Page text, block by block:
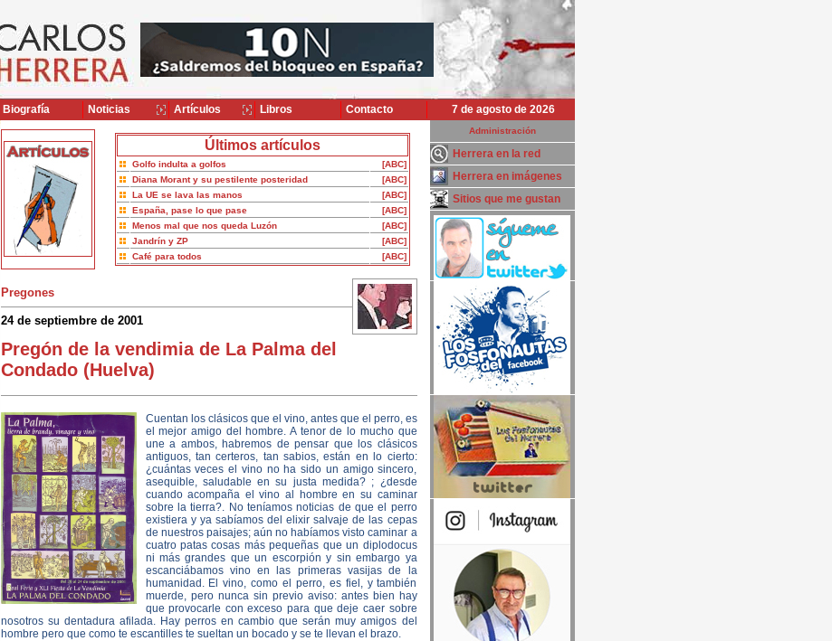
7 de agosto de 2026
Últimos artículos
Golfo indulta a golfos
[ABC]
Diana Morant y su pestilente posteridad
[ABC]
La UE se lava las manos
[ABC]
España, pase lo que pase
[ABC]
Menos mal que nos queda Luzón
[ABC]
Jandrín y ZP
[ABC]
Café para todos
[ABC]
Pregones
24 de septiembre de 2001
Pregón de la vendimia de La Palma del
Condado (Huelva)
Cuentan los clásicos que el vino, antes que el perro, es
el mejor amigo del hombre. A tenor de lo mucho que
une a ambos, habremos de pensar que los clásicos
antiguos, tan certeros, tan sabios, están en lo cierto:
¿cuántas veces el vino no ha sido un amigo sincero,
asequible, saludable en su justa medida? ; ¿desde
cuando acompaña el vino al hombre en su caminar
sobre la tierra?. No teníamos noticias de que el perro
existiera y ya sabíamos del elixir salvaje de las cepas
de nuestros paisajes; aún no habíamos visto caminar a
cuatro patas cosas más pequeñas que un diplodocus
ni más grandes que un escorpión y sin embargo ya
escanciábamos vino en las primeras vasijas de la
humanidad. El vino, como el perro, es fiel, y también
muerde, pero nunca sin previo aviso: antes bien hay
que provocarle con exceso para que deje caer sobre
nosotros su dentadura afilada. Hay perros en cambio que serán muy amigos del
hombre pero que como te escantilles te sueltan un bocado y se te llevan el brazo.
Administración
Herrera en la red
Herrera en imágenes
Sitios que me gustan
Biografía Noticias Artículos Libros Contacto